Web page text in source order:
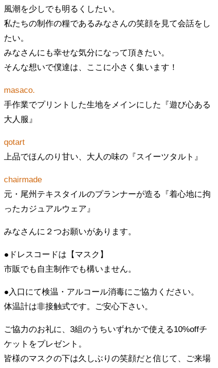
風潮を少しでも明るくしたい。
私たちの制作の糧であるみなさんの笑顔を見て会話をし
たい。
みなさんにも幸せな気分になって頂きたい。
そんな想いで僕達は、ここに小さく集います！
masaco.
手作業でプリントした生地をメインにした『遊び心ある
大人服』
qotart
上品でほんのり甘い、大人の味の『スイーツタルト』
chairmade
元・尾州テキスタイルのプランナーが造る『着心地に拘
ったカジュアルウェア』
みなさんに２つお願いがあります。
●ドレスコードは【マスク】
市販でも自主制作でも構いません。
●入口にて検温・アルコール消毒にご協力ください。
体温計は非接触式です。ご安心下さい。
ご協力のお礼に、3組のうちいずれかで使える10%offチ
ケットをプレゼント。
皆様のマスクの下は久しぶりの笑顔だと信じて、ご来場